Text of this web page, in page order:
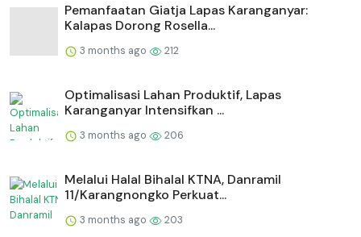
Pemanfaatan Giatja Lapas Karanganyar:
Kalapas Dorong Rosella...
3 months ago 212
Optimalisasi Lahan Produktif, Lapas
Karanganyar Intensifkan ...
3 months ago 206
Melalui Halal Bihalal KTNA, Danramil
11/Karangnongko Perkuat...
3 months ago 203